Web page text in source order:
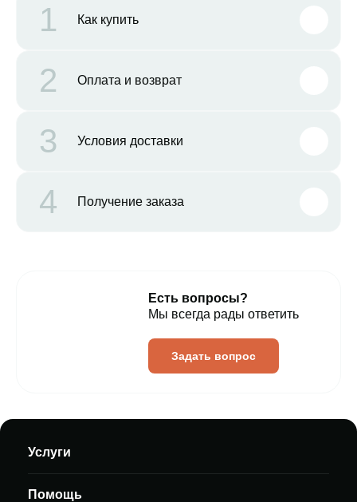
1 Как купить
2 Оплата и возврат
3 Условия доставки
4 Получение заказа
Есть вопросы?
Мы всегда рады ответить
Задать вопрос
Услуги
Помощь